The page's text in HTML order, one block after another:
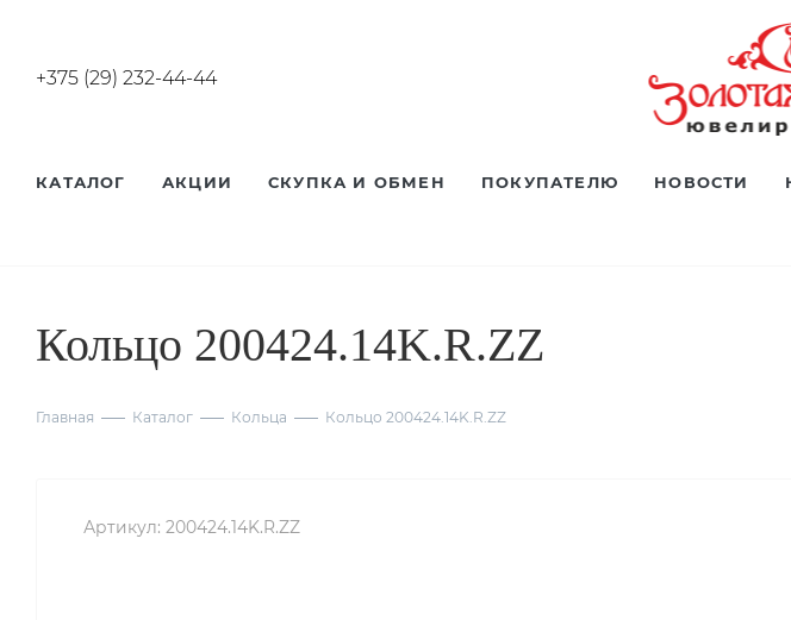
+375 (29) 232-44-44
КАТАЛОГ АКЦИИ СКУПКА И ОБМЕН ПОКУПАТЕЛЮ НОВОСТИ
Кольцо 200424.14K.R.ZZ
Главная Каталог Кольца Кольцо 200424.14K.R.ZZ
Артикул: 200424.14K.R.ZZ